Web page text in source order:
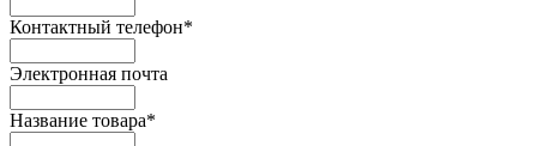
Контактный телефон*
Электронная почта
Название товара*